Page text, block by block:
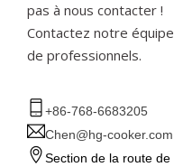
pas à nous contacter !
Contactez notre équipe
de professionnels.
+86-768-6683205
Chen@hg-cooker.com
Section de la route de